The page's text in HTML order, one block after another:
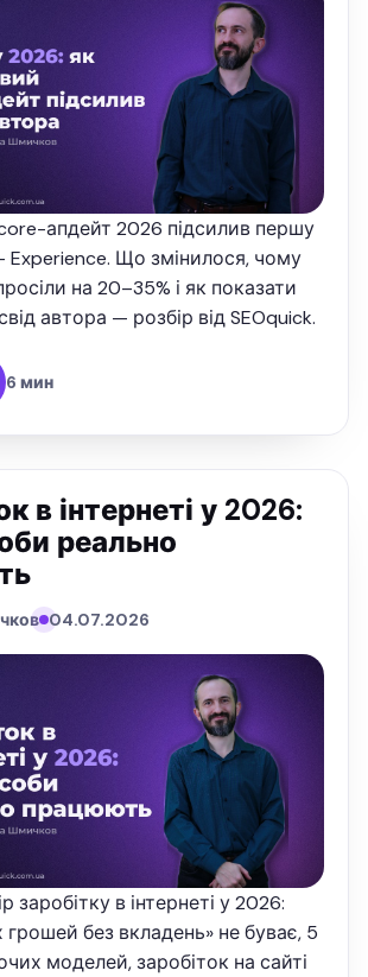
апдейт 2026 підсилив першу
Experience. Що змінилося, чому
на 20–35% і як показати
автора — розбір від SEOquick.
6 мин
в інтернеті у 2026:
реально
04.07.2026
заробітку в інтернеті у 2026:
грошей без вкладень» не буває, 5
моделей, заробіток на сайті